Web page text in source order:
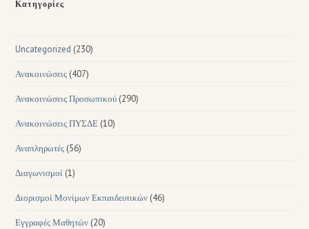
Κατηγορίες
Uncategorized (230)
Ανακοινώσεις (407)
Ανακοινώσεις Προσωπικού (290)
Ανακοινώσεις ΠΥΣΔΕ (10)
Αναπληρωτές (56)
Διαγωνισμοί (1)
Διορισμοί Μονίμων Εκπαιδευτικών (46)
Εγγραφές Μαθητών (20)